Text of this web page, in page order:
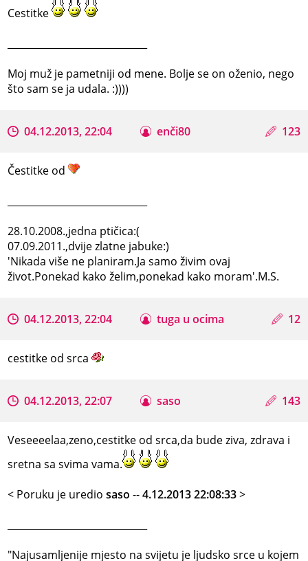
Cestitke
Moj muž je pametniji od mene. Bolje se on oženio, nego
što sam se ja udala. :))))
04.12.2013, 22:04 enči80 123
Čestitke od
28.10.2008.,jedna ptičica:(
07.09.2011.,dvije zlatne jabuke:)
'Nikada više ne planiram.Ja samo živim ovaj
život.Ponekad kako želim,ponekad kako moram'.M.S.
04.12.2013, 22:04 tuga u ocima 12
cestitke od srca
04.12.2013, 22:07 saso 143
Veseeeelaa,zeno,cestitke od srca,da bude ziva, zdrava i
sretna sa svima vama.
< Poruku je urediosaso --4.12.2013 22:08:33>
"Najusamljenije mjesto na svijetu je ljudsko srce u kojem